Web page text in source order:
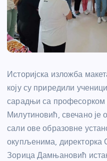
Историјска изложба
коју су приредили
сарадњи са професорком
Милутиновић, свечано је
сали ове образовне
окупљенима,
Зорица Дамњановић